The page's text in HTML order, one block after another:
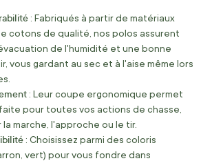
: Fabriqués à partir de matériaux
cotons de qualité, nos polos assurent
de l'humidité et une bonne
vous gardant au sec et à l'aise même lors
: Leur coupe ergonomique permet
pour toutes vos actions de chasse,
marche, l'approche ou le tir.
: Choisissez parmi des coloris
vert) pour vous fondre dans